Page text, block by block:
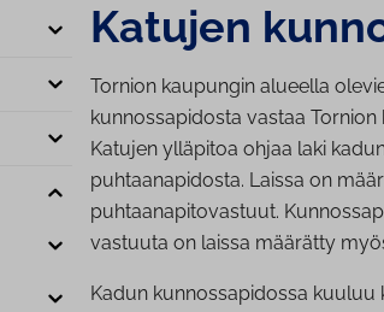
Katujen
Tornion kaupungin alueella
kunnossapidosta vastaa
Katujen ylläpitoa ohjaa laki
puhtaanapidosta. Laissa on
puhtaanapitovastuut.
vastuuta on laissa määrätty
Kadun kunnossapidossa kuuluu